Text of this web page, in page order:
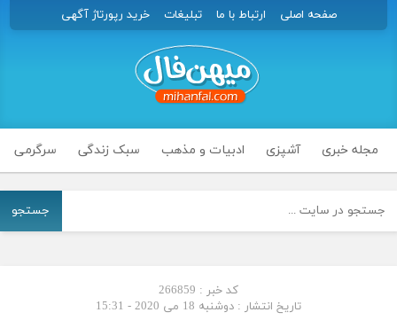
صفحه اصلی ارتباط با ما تبلیغات خرید رپورتاژ آگهی
مجله خبری آشپزی ادبیات و مذهب سبک زندگی سرگرمی
جستجو
کد خبر : 266859
تاریخ انتشار : دوشنبه 18 می 2020 - 15:31